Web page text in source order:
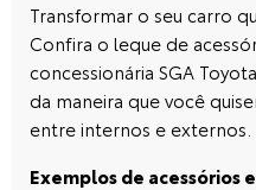
Transformar o seu carro
Confira o leque de
concessionária SGA
da maneira que você
entre internos e externos.
Exemplos de acessórios